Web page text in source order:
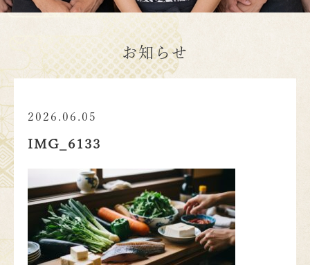
お知らせ
2026.06.05
IMG_6133